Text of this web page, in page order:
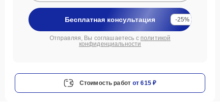
Бесплатная консультация -25%
Отправляя, Вы соглашаетесь с политикой
конфиденциальности
Стоимость работ от 615 ₽